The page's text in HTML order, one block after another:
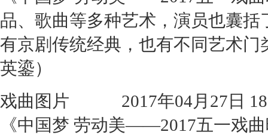
品、歌曲等多种艺术，演员也囊
有京剧传统经典，也有不同艺术
英鎏）
戏曲图片 2017年04月27日
《中国梦 劳动美——2017五一戏